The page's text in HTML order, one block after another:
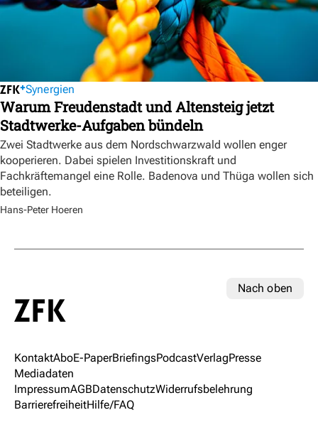
Synergien
Warum Freudenstadt und Altensteig jetzt
Stadtwerke-Aufgaben bündeln
Zwei Stadtwerke aus dem Nordschwarzwald wollen enger
kooperieren. Dabei spielen Investitionskraft und
Fachkräftemangel eine Rolle. Badenova und Thüga wollen sich
beteiligen.
Hans-Peter Hoeren
Nach oben
KontaktAboE-PaperBriefingsPodcastVerlagPresse
Mediadaten
ImpressumAGBDatenschutzWiderrufsbelehrung
BarrierefreiheitHilfe/FAQ